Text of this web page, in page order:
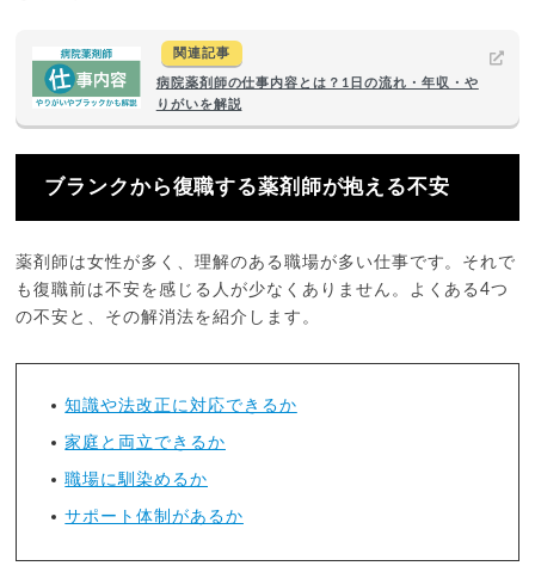
関連記事
病院薬剤師の仕事内容とは？1日の流れ・年収・や
りがいを解説
ブランクから復職する薬剤師が抱える不安
薬剤師は女性が多く、理解のある職場が多い仕事です。それで
も復職前は不安を感じる人が少なくありません。よくある4つ
の不安と、その解消法を紹介します。
知識や法改正に対応できるか
家庭と両立できるか
職場に馴染めるか
サポート体制があるか